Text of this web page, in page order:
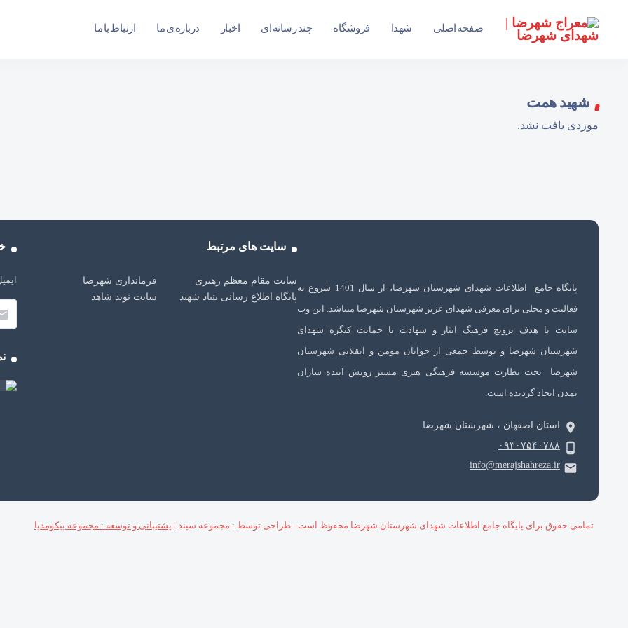
سایت جامع شهدای شهرستان شهرضا
صفحه اصلی شهدا فروشگاه چند رسانه ای اخبار درباره ی ما ارتباط با ما
شهید همت
موردی یافت نشد.
پایگاه جامع اطلاعات شهدای شهرستان شهرضا، از سال 1401 شروع به
فعالیت و محلی برای معرفی شهدای عزیز شهرستان شهرضا میباشد. این وب
سایت با هدف ترویج فرهنگ ایثار و شهادت با حمایت کنگره شهدای
شهرستان شهرضا و توسط جمعی از جوانان مومن و انقلابی شهرستان
شهرضا تحت نظارت موسسه فرهنگی هنری مسیر رویش آینده سازان
تمدن ایجاد گردیده است.
استان اصفهان ، شهرستان شهرضا
۰۹۳۰۷۵۴۰۷۸۸
info@merajshahreza.ir
سایت های مرتبط
سایت مقام معظم رهبری
فرمانداری شهرضا
پایگاه اطلاع رسانی بنیاد شهید
سایت نوید شاهد
تمامی حقوق برای پایگاه جامع اطلاعات شهدای شهرستان شهرضا محفوظ است - طراحی توسط : مجموعه سپند | پشتیبانی و توسعه : مجموعه پیکومدیا